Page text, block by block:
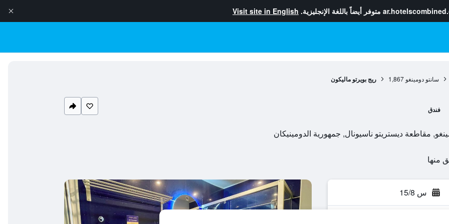
متوفر أيضاً باللغة الإنجليزية. Visit site in English
سانتو دومينغو 1,867 ريج بويرتو ماليكون
فندق
س 15/8